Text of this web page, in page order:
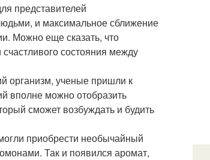
представителей
и максимальное сближение
Можно еще сказать, что
состояния между
организм, ученые пришли к
вполне можно отобразить
сможет возбуждать и будить
приобрести необычайный
Так и появился аромат,